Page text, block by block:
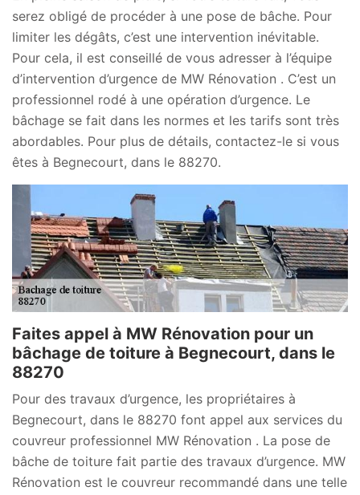
serez obligé de procéder à une pose de bâche. Pour
limiter les dégâts, c’est une intervention inévitable.
Pour cela, il est conseillé de vous adresser à l’équipe
d’intervention d’urgence de MW Rénovation . C’est un
professionnel rodé à une opération d’urgence. Le
bâchage se fait dans les normes et les tarifs sont très
abordables. Pour plus de détails, contactez-le si vous
êtes à Begnecourt, dans le 88270.
Faites appel à MW Rénovation pour un
bâchage de toiture à Begnecourt, dans le
88270
Pour des travaux d’urgence, les propriétaires à
Begnecourt, dans le 88270 font appel aux services du
couvreur professionnel MW Rénovation . La pose de
bâche de toiture fait partie des travaux d’urgence. MW
Rénovation est le couvreur recommandé dans une telle